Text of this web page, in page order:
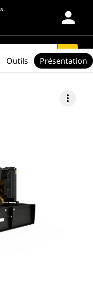
person
search
more_vert
Outils Présentation